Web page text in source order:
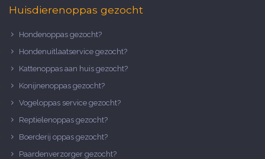
Huisdierenoppas gezocht
Hondenoppas gezocht?
Hondenuitlaatservice gezocht?
Kattenoppas aan huis gezocht?
Konijnenoppas gezocht?
Vogeloppas service gezocht?
Reptielenoppas gezocht?
Boerderij oppas gezocht?
Paardenverzorger gezocht?